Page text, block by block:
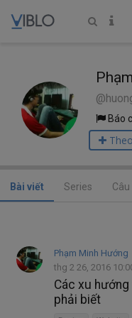
Báo
Bài viết Series Câu
Phạm Minh Hướng
thg 2 26, 2016
Các xu
phải biết